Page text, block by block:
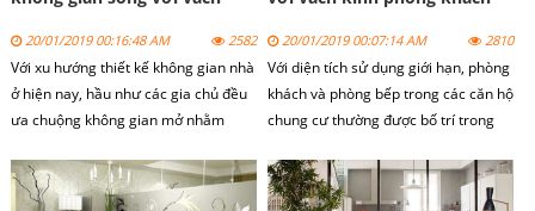
20/01/2019 00:16:48 AM 2582
Với xu hướng thiết kế không gian nhà
ở hiện nay, hầu như các gia chủ đều
ưa chuộng không gian mở nhằm
thoáng mát, che lấp đi khuyết điểm
như hạn chế về diện tích. Phòng
20/01/2019 00:07:14 AM 2810
Với diện tích sử dụng giới hạn, phòng
khách và phòng bếp trong các căn hộ
chung cư thường được bố trí trong
tinh tế trong thiết kế cũng như trang
trí, kiến trúc sư đã khéo léo lựa chọn